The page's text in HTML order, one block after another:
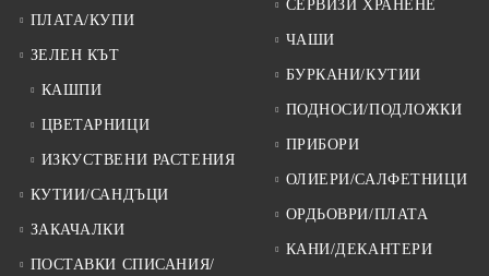
ПЛАТА/КУПИ
ЗЕЛЕН КЪТ
КАШПИ
ЦВЕТАРНИЦИ
ИЗКУСТВЕНИ РАСТЕНИЯ
КУТИИ/САНДЪЦИ
ЗАКАЧАЛКИ
ПОСТАВКИ СПИСАНИЯ/
СЕРВИЗИ ХРАНЕНЕ
ЧАШИ
БУРКАНИ/КУТИИ
ПОДНОСИ/ПОДЛОЖКИ
ПРИБОРИ
ОЛИЕРИ/САЛФЕТНИЦИ
ОРДЬОВРИ/ПЛАТА
КАНИ/ДЕКАНТЕРИ